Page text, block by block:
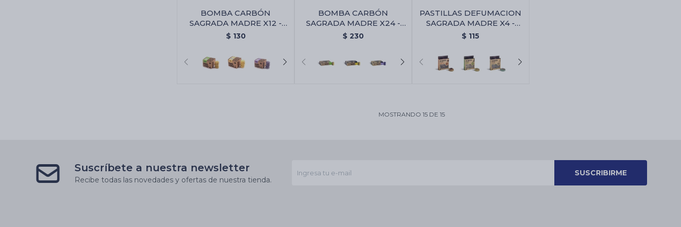
BOMBA CARBÓN
SAGRADA MADRE X12 -
Citronella/naranja
$ 130
BOMBA CARBÓN
SAGRADA MADRE X24 -
Citronella/naranja
$ 230
PASTILLAS DEFUMACION
SAGRADA MADRE X4 -
Anis/canela/olibano
$ 115
MOSTRANDO15 DE15
Suscríbete a nuestra newsletter
Recibe todas las novedades y ofertas de nuestra tienda.
SUSCRIBIRME